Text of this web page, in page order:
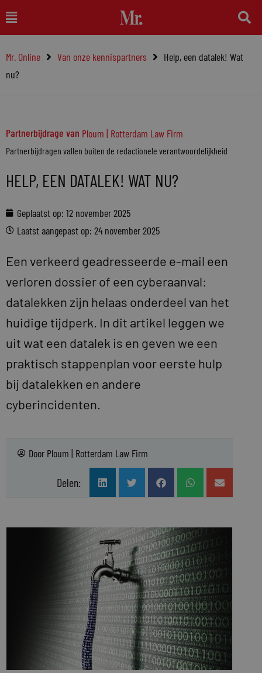
naar
inhoud
Main
Menu
Mr. Online Van onze kennispartners
Help, een datalek! Wat
nu?
Partnerbijdrage van Ploum | Rotterdam Law Firm
Partnerbijdragen vallen buiten de redactionele verantwoordelijkheid
HELP, EEN DATALEK! WAT NU?
Geplaatst op: 12 november 2025
Laatst aangepast op: 24 november 2025
Een verkeerd geadresseerde e-mail een
verloren dossier of een cyberaanval:
datalekken zijn helaas onderdeel van het
huidige tijdperk. In dit artikel leggen we
uit wat een datalek is en geven we een
praktisch stappenplan voor eerste hulp
bij datalekken en andere
cyberincidenten.
Door Ploum | Rotterdam Law Firm
Delen: